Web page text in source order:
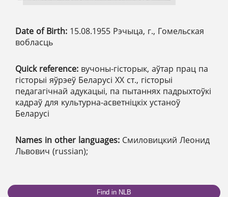
Date of Birth: 15.08.1955 Рэчыца, г., Гомельская
вобласць
Quick reference: вучоны-гісторык, аўтар прац па
гісторыі яўрэеў Беларусі ХХ ст., гісторыі
педагагічнай адукацыі, па пытаннях падрыхтоўкі
кадраў для культурна-асветніцкіх устаноў
Беларусі
Names in other languages: Смиловицкий Леонид
Львович (russian);
Find in NLB